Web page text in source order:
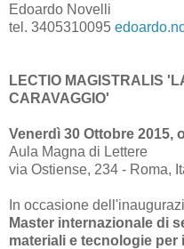
Edoardo Novelli
tel. 3405310095
LECTIO MAGISTRALIS
CARAVAGGIO'
Venerdì 30 Ottobre 2015,
Aula Magna di Lettere
via Ostiense, 234 - Roma,
In occasione
Master internazionale di
materiali e tecnologie per